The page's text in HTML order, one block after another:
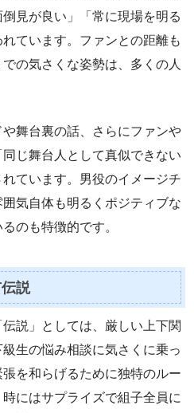
見が良い」「常に現場を明る
ています。ファンとの距離も
の気さくな姿勢は、多くの人
舞台裏の話、さらにファンや
じ舞台人として真似できない
ています。男役のイメージチ
気自体も明るくポジティブな
のも特徴的です。
説
説」としては、厳しい上下関
生の悩み相談に気さくに乗っ
を和らげるために独特のルー
にはサプライズで組子全員に